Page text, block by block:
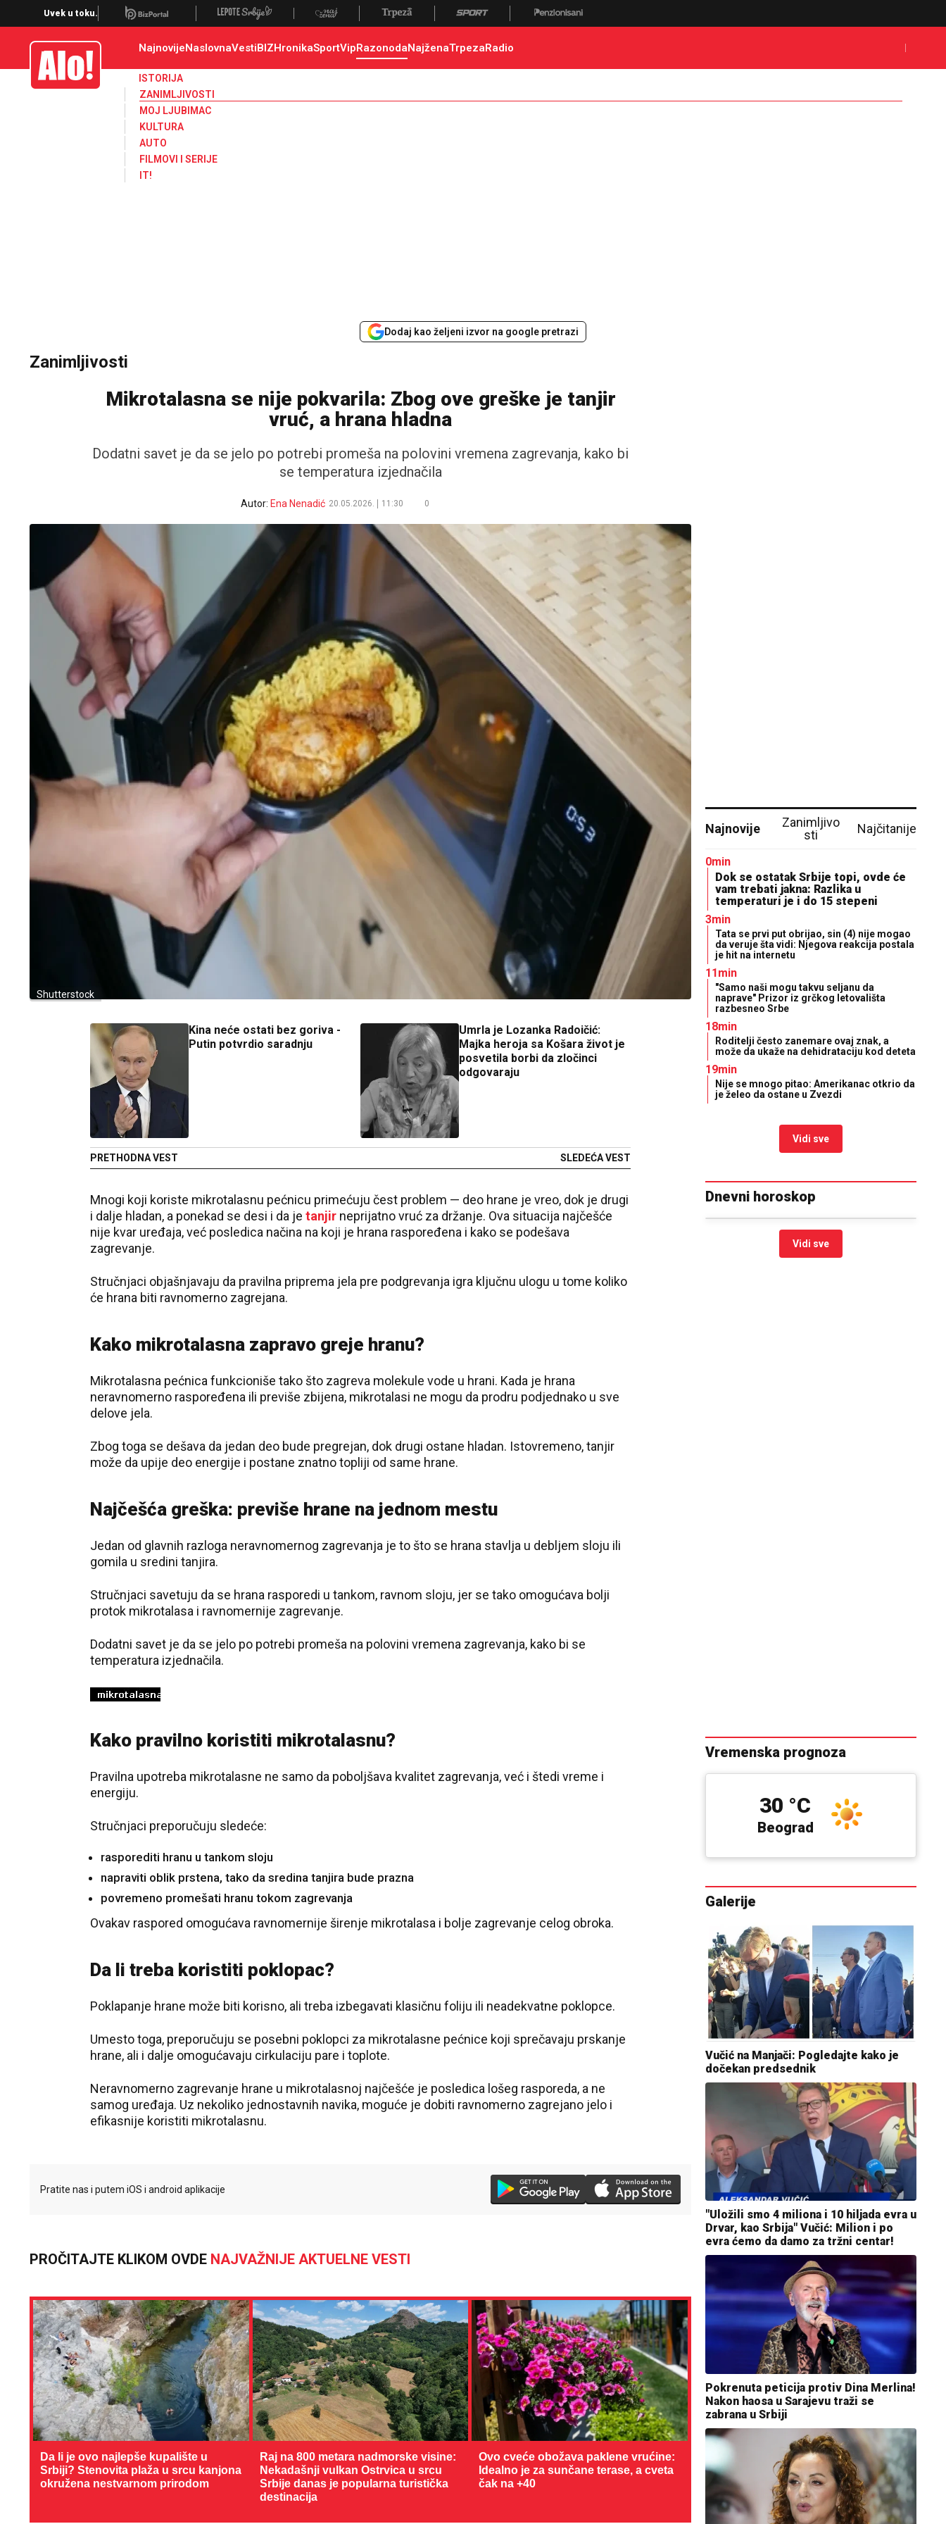
Uvek u toku.
Alo NajnovijeNaslovnaVestiBIZHronikaSportVipRazonodaNajženaTrpezaRadio
ISTORIJA
ZANIMLJIVOSTI
MOJ LJUBIMAC
KULTURA
AUTO
FILMOVI I SERIJE
IT!
Dodaj kao željeni izvor na google pretrazi
Zanimljivosti
Mikrotalasna se nije pokvarila: Zbog ove greške je tanjir
vruć, a hrana hladna
Dodatni savet je da se jelo po potrebi promeša na polovini vremena zagrevanja, kako bi
se temperatura izjednačila
Autor: Ena Nenadić 20.05.2026. 11:30 0
Shutterstock
Kina neće ostati bez goriva -
Putin potvrdio saradnju
PRETHODNA VEST
Umrla je Lozanka Radoičić:
Majka heroja sa Košara život je
posvetila borbi da zločinci
odgovaraju
SLEDEĆA VEST
Mnogi koji koriste mikrotalasnu pećnicu primećuju čest problem — deo hrane je vreo, dok je drugi
i dalje hladan, a ponekad se desi i da je tanjir neprijatno vruć za držanje. Ova situacija najčešće
nije kvar uređaja, već posledica načina na koji je hrana raspoređena i kako se podešava
zagrevanje.
Stručnjaci objašnjavaju da pravilna priprema jela pre podgrevanja igra ključnu ulogu u tome koliko
će hrana biti ravnomerno zagrejana.
Kako mikrotalasna zapravo greje hranu?
Mikrotalasna pećnica funkcioniše tako što zagreva molekule vode u hrani. Kada je hrana
neravnomerno raspoređena ili previše zbijena, mikrotalasi ne mogu da prodru podjednako u sve
delove jela.
Zbog toga se dešava da jedan deo bude pregrejan, dok drugi ostane hladan. Istovremeno, tanjir
može da upije deo energije i postane znatno topliji od same hrane.
Najčešća greška: previše hrane na jednom mestu
Jedan od glavnih razloga neravnomernog zagrevanja je to što se hrana stavlja u debljem sloju ili
gomila u sredini tanjira.
Stručnjaci savetuju da se hrana rasporedi u tankom, ravnom sloju, jer se tako omogućava bolji
protok mikrotalasa i ravnomernije zagrevanje.
Dodatni savet je da se jelo po potrebi promeša na polovini vremena zagrevanja, kako bi se
temperatura izjednačila.
Kako pravilno koristiti mikrotalasnu?
Pravilna upotreba mikrotalasne ne samo da poboljšava kvalitet zagrevanja, već i štedi vreme i
energiju.
Stručnjaci preporučuju sledeće:
rasporediti hranu u tankom sloju
napraviti oblik prstena, tako da sredina tanjira bude prazna
povremeno promešati hranu tokom zagrevanja
Ovakav raspored omogućava ravnomernije širenje mikrotalasa i bolje zagrevanje celog obroka.
Da li treba koristiti poklopac?
Poklapanje hrane može biti korisno, ali treba izbegavati klasičnu foliju ili neadekvatne poklopce.
Umesto toga, preporučuju se posebni poklopci za mikrotalasne pećnice koji sprečavaju prskanje
hrane, ali i dalje omogućavaju cirkulaciju pare i toplote.
Neravnomerno zagrevanje hrane u mikrotalasnoj najčešće je posledica lošeg rasporeda, a ne
samog uređaja. Uz nekoliko jednostavnih navika, moguće je dobiti ravnomerno zagrejano jelo i
efikasnije koristiti mikrotalasnu.
Pratite nas i putem iOS i android aplikacije
PROČITAJTE KLIKOM OVDE NAJVAŽNIJE AKTUELNE VESTI
Da li je ovo najlepše kupalište u
Srbiji? Stenovita plaža u srcu kanjona
okružena nestvarnom prirodom
Raj na 800 metara nadmorske visine:
Nekadašnji vulkan Ostrvica u srcu
Srbije danas je popularna turistička
destinacija
Ovo cveće obožava paklene vrućine:
Idealno je za sunčane terase, a cveta
čak na +40
Najnovije
Zanimljivo
sti
Najčitanije
0min
Dok se ostatak Srbije topi, ovde će
vam trebati jakna: Razlika u
temperaturi je i do 15 stepeni
3min
Tata se prvi put obrijao, sin (4) nije mogao
da veruje šta vidi: Njegova reakcija postala
je hit na internetu
11min
"Samo naši mogu takvu seljanu da
naprave" Prizor iz grčkog letovališta
razbesneo Srbe
18min
Roditelji često zanemare ovaj znak, a
može da ukaže na dehidrataciju kod deteta
19min
Nije se mnogo pitao: Amerikanac otkrio da
je želeo da ostane u Zvezdi
Vidi sve
Dnevni horoskop
Vidi sve
Vremenska prognoza
Beograd
30 °C
Galerije
Vučić na Manjači: Pogledajte kako je
dočekan predsednik
"Uložili smo 4 miliona i 10 hiljada evra u
Drvar, kao Srbija" Vučić: Milion i po
evra ćemo da damo za tržni centar!
Pokrenuta peticija protiv Dina Merlina!
Nakon haosa u Sarajevu traži se
zabrana u Srbiji